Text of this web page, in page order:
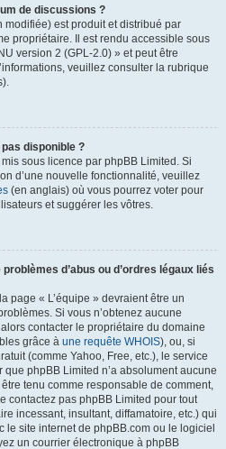
de discussions ?
est produit et distribué par
propriétaire. Il est rendu accessible sous
version 2 (GPL-2.0) » et peut être
veuillez consulter la rubrique
disponible ?
sous licence par phpBB Limited. Si
d’une nouvelle fonctionnalité, veuillez
(en anglais) où vous pourrez voter pour
et suggérer les vôtres.
d’abus ou d’ordres légaux liés
page « L’équipe » devraient être un
Si vous n’obtenez aucune
contacter le propriétaire du domaine
grâce à une requête WHOIS), ou, si
(comme Yahoo, Free, etc.), le service
phpBB Limited n’a absolument aucune
tenu comme responsable de comment,
contactez pas phpBB Limited pour tout
incessant, insultant, diffamatoire, etc.) qui
le site internet de phpBB.com ou le logiciel
un courrier électronique à phpBB